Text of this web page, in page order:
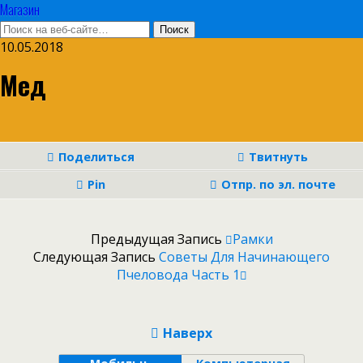
Магазин
10.05.2018
Мед
Поделиться
Твитнуть
Pin
Отпр. по эл. почте
Предыдущая Запись
Рамки
Следующая Запись Советы Для Начинающего
Пчеловода Часть 1
Наверх